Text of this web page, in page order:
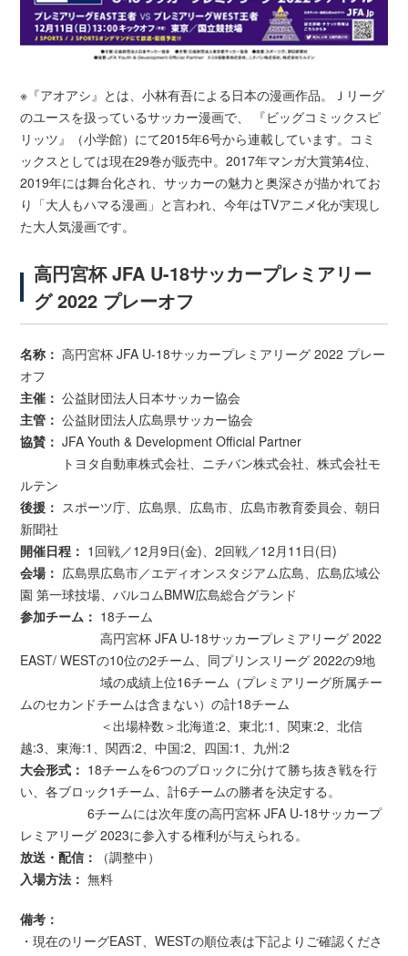
※『アオアシ』とは、小林有吾による日本の漫画作品。Ｊリーグ
のユースを扱っているサッカー漫画で、 『ビッグコミックスピ
リッツ』（小学館）にて2015年6号から連載しています。コミ
ックスとしては現在29巻が販売中。2017年マンガ大賞第4位、
2019年には舞台化され、サッカーの魅力と奥深さが描かれてお
り「大人もハマる漫画」と言われ、今年はTVアニメ化が実現し
た大人気漫画です。
高円宮杯 JFA U-18サッカープレミアリー
グ 2022 プレーオフ
名称： 高円宮杯 JFA U-18サッカープレミアリーグ 2022 プレー
オフ
主催： 公益財団法人日本サッカー協会
主管： 公益財団法人広島県サッカー協会
協賛： JFA Youth & Development Official Partner
トヨタ自動車株式会社、ニチバン株式会社、株式会社モ
ルテン
後援： スポーツ庁、広島県、広島市、広島市教育委員会、朝日
新聞社
開催日程： 1回戦／12月9日(金)、2回戦／12月11日(日)
会場： 広島県広島市／エディオンスタジアム広島、広島広域公
園 第一球技場、バルコムBMW広島総合グランド
参加チーム： 18チーム
高円宮杯 JFA U-18サッカープレミアリーグ 2022
EAST/ WESTの10位の2チーム、同プリンスリーグ 2022の9地
域の成績上位16チーム（プレミアリーグ所属チー
ムのセカンドチームは含まない）の計18チーム
＜出場枠数＞北海道:2、東北:1、関東:2、北信
越:3、東海:1、関西:2、中国:2、四国:1、九州:2
大会形式： 18チームを6つのブロックに分けて勝ち抜き戦を行
い、各ブロック1チーム、計6チームの勝者を決定する。
6チームには次年度の高円宮杯 JFA U-18サッカープ
レミアリーグ 2023に参入する権利が与えられる。
放送・配信：
（調整中）
入場方法： 無料
備考：
・現在のリーグEAST、WESTの順位表は下記よりご確認くださ